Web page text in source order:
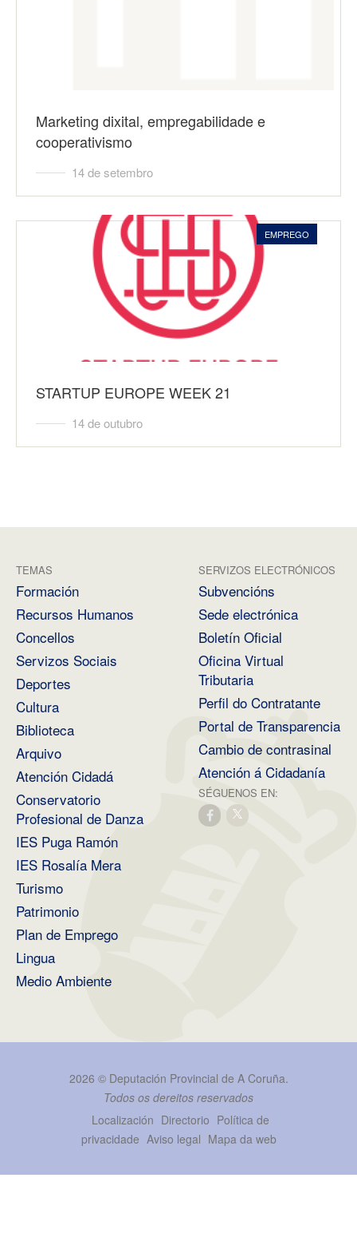
Marketing dixital, empregabilidade e
cooperativismo
14 de setembro
EMPREGO
STARTUP EUROPE WEEK 21
14 de outubro
TEMAS
Formación
Recursos Humanos
Concellos
Servizos Sociais
Deportes
Cultura
Biblioteca
Arquivo
Atención Cidadá
Conservatorio
Profesional de Danza
IES Puga Ramón
IES Rosalía Mera
Turismo
Patrimonio
Plan de Emprego
Lingua
Medio Ambiente
SERVIZOS ELECTRÓNICOS
Subvencións
Sede electrónica
Boletín Oficial
Oficina Virtual
Tributaria
Perfil do Contratante
Portal de Transparencia
Cambio de contrasinal
Atención á Cidadanía
SÉGUENOS EN:
2026 © Deputación Provincial de A Coruña.
Todos os dereitos reservados
Localización Directorio Política de
privacidade Aviso legal Mapa da web